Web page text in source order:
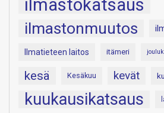
ilmastokatsaus
ilmastonmuutos
Ilmatieteen laitos itämeri
kesä Kesäkuu kevät
kuukausikatsaus